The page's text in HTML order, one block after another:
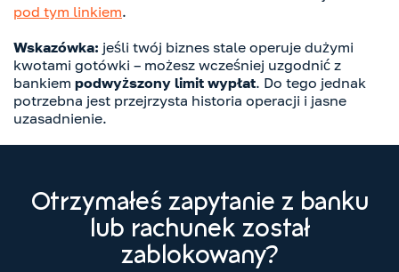
pod tym linkiem.
Wskazówka: jeśli twój biznes stale operuje dużymi
kwotami gotówki – możesz wcześniej uzgodnić z
bankiem podwyższony limit wypłat. Do tego jednak
potrzebna jest przejrzysta historia operacji i jasne
uzasadnienie.
Otrzymałeś zapytanie z banku
lub rachunek został
zablokowany?